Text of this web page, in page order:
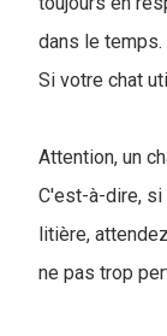
dans le temps.
Si votre chat
Attention, un
C'est-à-dire, si
litière,
ne pas trop